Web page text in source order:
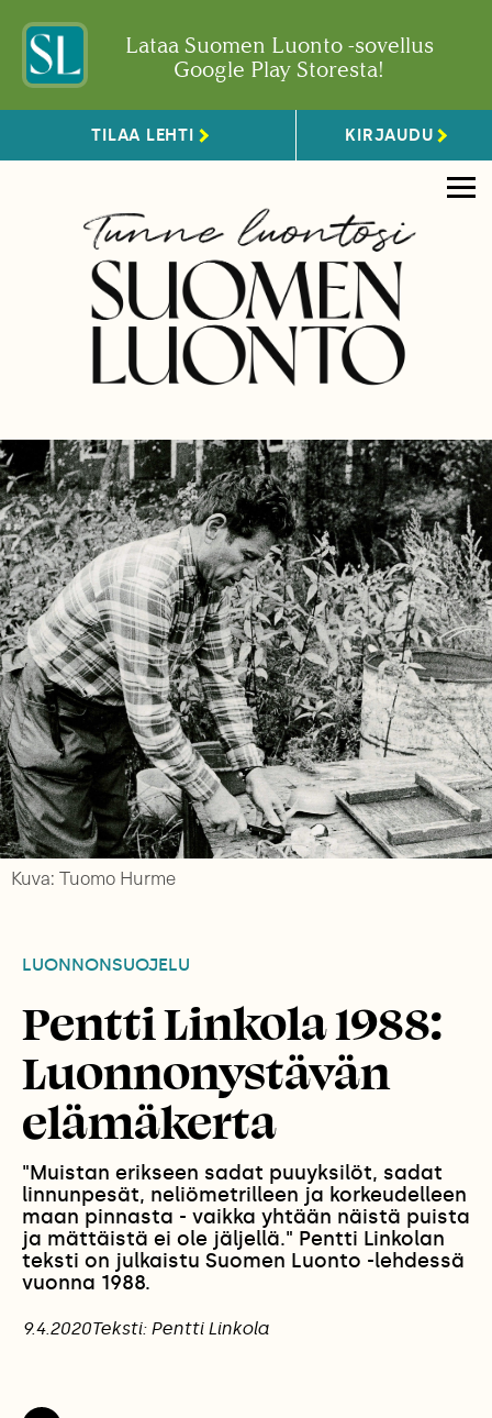
Lataa Suomen Luonto -sovellus
Google Play Storesta!
TILAA LEHTI KIRJAUDU
Kuva: Tuomo Hurme
LUONNONSUOJELU
Pentti Linkola 1988:
Luonnonystävän
elämäkerta
"Muistan erikseen sadat puuyksilöt, sadat
linnunpesät, neliömetrilleen ja korkeudelleen
maan pinnasta - vaikka yhtään näistä puista
ja mättäistä ei ole jäljellä." Pentti Linkolan
teksti on julkaistu Suomen Luonto -lehdessä
vuonna 1988.
9.4.2020Teksti: Pentti Linkola